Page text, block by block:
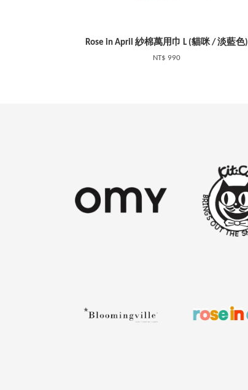
Rose in April 紗棉萬用巾 L (貓咪 / 淡藍色)
NT$ 990